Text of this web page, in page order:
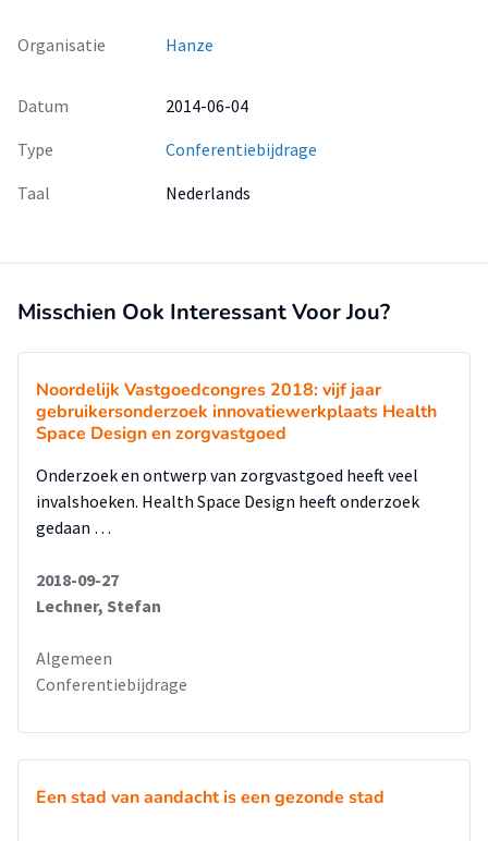
Organisatie Hanze
Datum
2014-06-04
Type
Conferentiebijdrage
Taal
Nederlands
Misschien Ook Interessant Voor Jou?
Noordelijk Vastgoedcongres 2018: vijf jaar
gebruikersonderzoek innovatiewerkplaats Health
Space Design en zorgvastgoed
Onderzoek en ontwerp van zorgvastgoed heeft veel
invalshoeken. Health Space Design heeft onderzoek
gedaan …
2018-09-27
Lechner, Stefan
Algemeen
Conferentiebijdrage
Een stad van aandacht is een gezonde stad